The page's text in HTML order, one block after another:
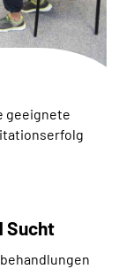
geeignete
Sucht